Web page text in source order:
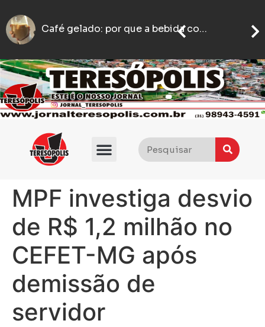
Li Motoboy abre caminho no trânsito para ajudar mulher que passava mal a chegar ao hospital em BH
motoboy é agredido com socos e empurrões após estacionar em ponto de taxi em BH
MPF investiga desvio
de R$ 1,2 milhão no
CEFET-MG após
demissão de
servidor